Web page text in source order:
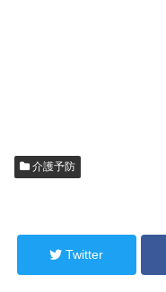
介護予防
Twitter